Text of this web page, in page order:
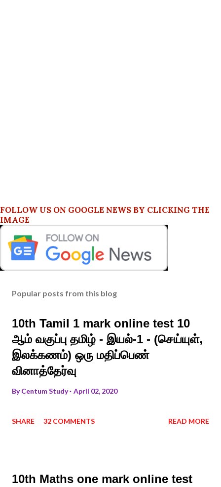
FOLLOW US ON GOOGLE NEWS BY CLICKING THE
IMAGE
Popular posts from this blog
10th Tamil 1 mark online test 10
ஆம் வகுப்பு தமிழ் - இயல்-1 - (செய்யுள்,
இலக்கணம்) ஒரு மதிப்பெண்
வினாத்தேர்வு
ByCentum Study April 02, 2020
SHARE 32 COMMENTS READ MORE
10th Maths one mark online test